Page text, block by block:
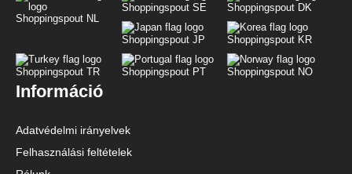
Shoppingspout NL
Shoppingspout SE Shoppingspout DK
Shoppingspout JP Shoppingspout KR
Shoppingspout TR Shoppingspout PT Shoppingspout NO
Információ
Adatvédelmi irányelvek
Felhasználási feltételek